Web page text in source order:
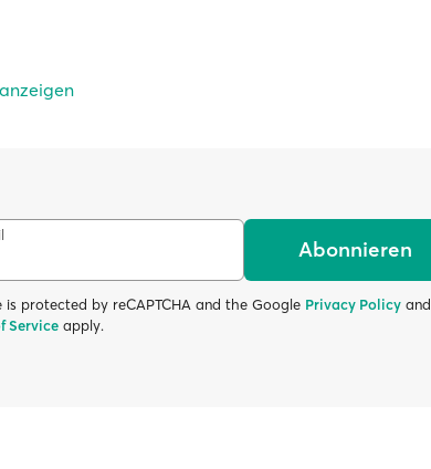
Abonnieren
is protected by reCAPTCHA and the Google Privacy Policy and
Service apply.